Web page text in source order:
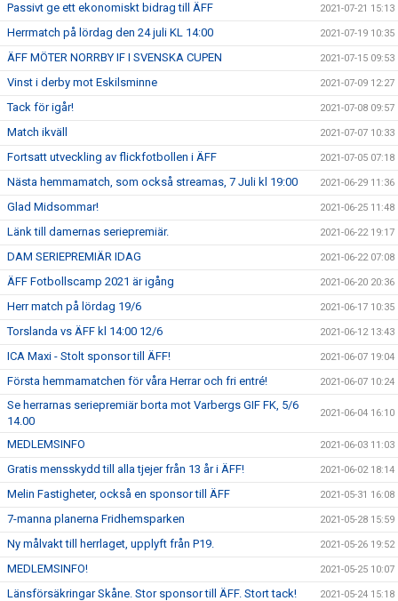
Passivt ge ett ekonomiskt bidrag till ÄFF 2021-07-21 15:13
Herrmatch på lördag den 24 juli KL 14:00 2021-07-19 10:35
ÄFF MÖTER NORRBY IF I SVENSKA CUPEN 2021-07-15 09:53
Vinst i derby mot Eskilsminne 2021-07-09 12:27
Tack för igår! 2021-07-08 09:57
Match ikväll 2021-07-07 10:33
Fortsatt utveckling av flickfotbollen i ÄFF 2021-07-05 07:18
Nästa hemmamatch, som också streamas, 7 Juli kl 19:00 2021-06-29 11:36
Glad Midsommar! 2021-06-25 11:48
Länk till damernas seriepremiär. 2021-06-22 19:17
DAM SERIEPREMIÄR IDAG 2021-06-22 07:08
ÄFF Fotbollscamp 2021 är igång 2021-06-20 20:36
Herr match på lördag 19/6 2021-06-17 10:35
Torslanda vs ÄFF kl 14:00 12/6 2021-06-12 13:43
ICA Maxi - Stolt sponsor till ÄFF! 2021-06-07 19:04
Första hemmamatchen för våra Herrar och fri entré! 2021-06-07 10:24
Se herrarnas seriepremiär borta mot Varbergs GIF FK, 5/6
14.00
2021-06-04 16:10
MEDLEMSINFO 2021-06-03 11:03
Gratis mensskydd till alla tjejer från 13 år i ÄFF! 2021-06-02 18:14
Melin Fastigheter, också en sponsor till ÄFF 2021-05-31 16:08
7-manna planerna Fridhemsparken 2021-05-28 15:59
Ny målvakt till herrlaget, upplyft från P19. 2021-05-26 19:52
MEDLEMSINFO! 2021-05-25 10:07
Länsförsäkringar Skåne. Stor sponsor till ÄFF. Stort tack! 2021-05-24 15:18